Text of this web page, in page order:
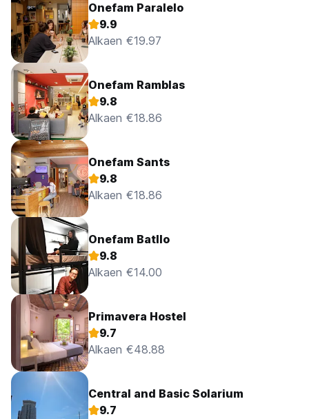
Onefam Paralelo
9.9
Alkaen €19.97
Onefam Ramblas
9.8
Alkaen €18.86
Onefam Sants
9.8
Alkaen €18.86
Onefam Batllo
9.8
Alkaen €14.00
Primavera Hostel
9.7
Alkaen €48.88
Central and Basic Solarium
9.7